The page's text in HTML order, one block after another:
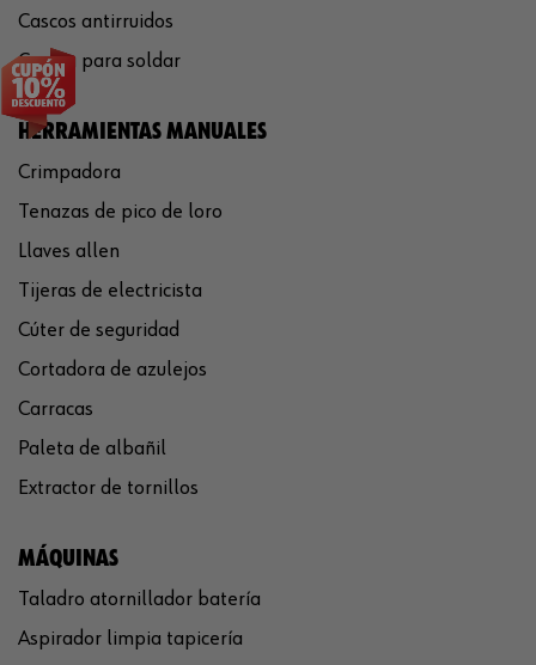
Cascos antirruidos
Careta para soldar
HERRAMIENTAS MANUALES
Crimpadora
Tenazas de pico de loro
Llaves allen
Tijeras de electricista
Cúter de seguridad
Cortadora de azulejos
Carracas
Paleta de albañil
Extractor de tornillos
MÁQUINAS
Taladro atornillador batería
Aspirador limpia tapicería